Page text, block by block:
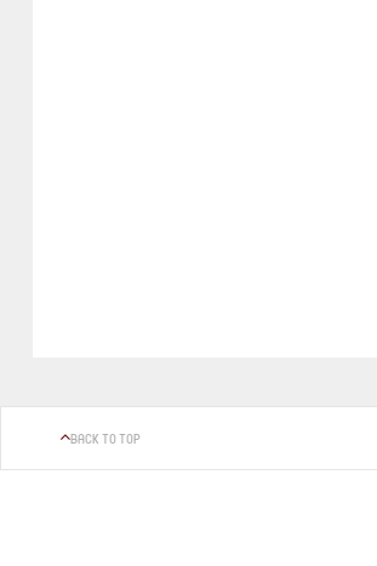
BACK TO TOP